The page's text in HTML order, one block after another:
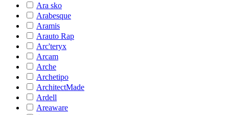
Ara sko
Arabesque
Aramis
Arauto Rap
Arc'teryx
Arcam
Arche
Archetipo
ArchitectMade
Ardell
Areaware